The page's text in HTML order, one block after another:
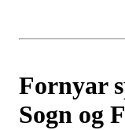
Fornyar
Sogn og